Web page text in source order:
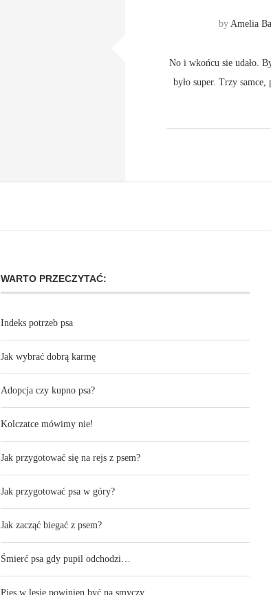
by Amelia
No i wkońcu sie udało.
było super. Trzy
WARTO PRZECZYTAĆ:
Indeks potrzeb psa
Jak wybrać dobrą karmę
Adopcja czy kupno psa?
Kolczatce mówimy nie!
Jak przygotować się na rejs z psem?
Jak przygotować psa w góry?
Jak zacząć biegać z psem?
Śmierć psa gdy pupil odchodzi…
Pies w lesie powinien być na smyczy